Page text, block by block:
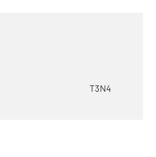
T3N4